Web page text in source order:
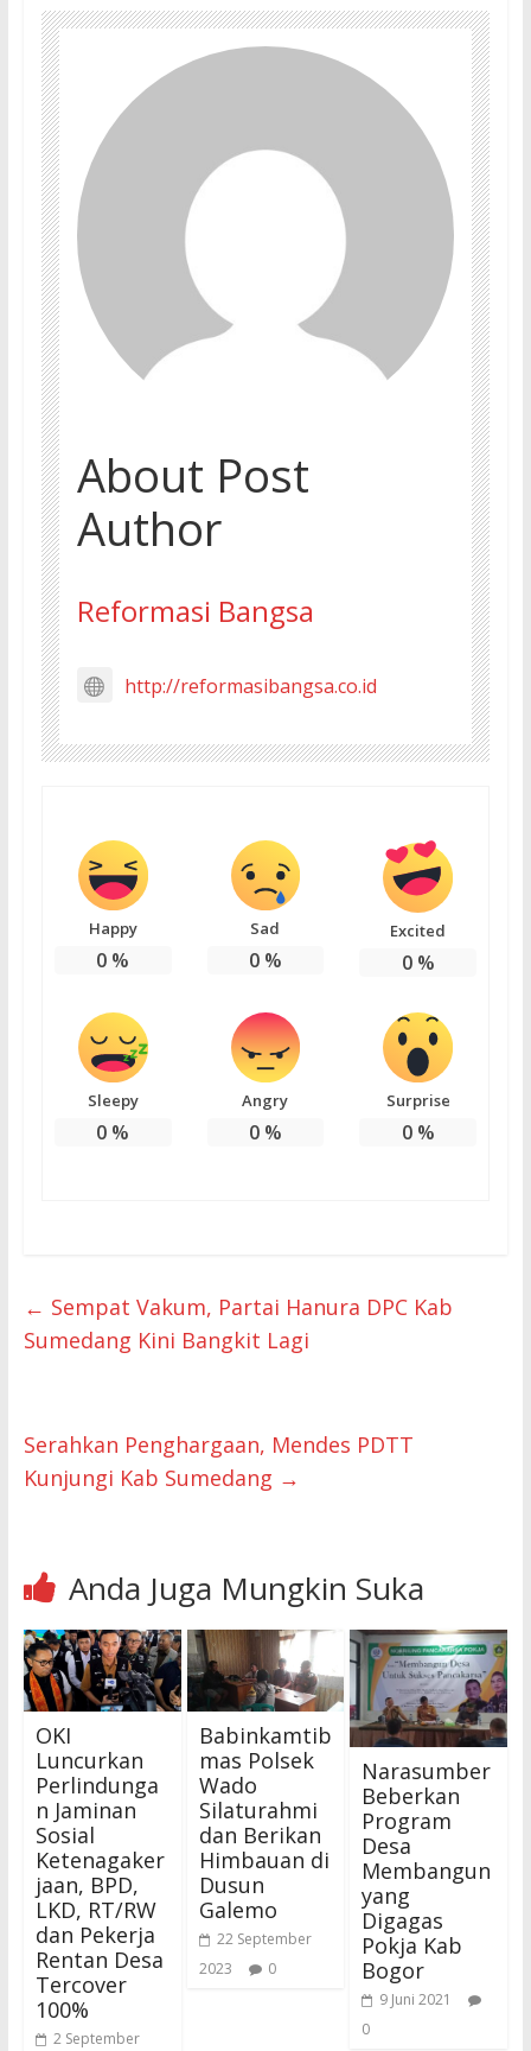
About Post
Author
Reformasi Bangsa
http://reformasibangsa.co.id
Happy
0 %
Sad
0%
Excited
0%
Sleepy
0 %
Angry
0%
Surprise
0%
← Sempat Vakum, Partai Hanura DPC Kab
Sumedang Kini Bangkit Lagi
Serahkan Penghargaan, Mendes PDTT
Kunjungi Kab Sumedang →
Anda Juga Mungkin Suka
OKI
Luncurkan
Perlindunga
n Jaminan
Sosial
Ketenagaker
jaan, BPD,
LKD, RT/RW
dan Pekerja
Rentan Desa
Tercover
100%
2 September
Babinkamtib
mas Polsek
Wado
Silaturahmi
dan Berikan
Himbauan di
Dusun
Galemo
22 September
2023
0
Narasumber
Beberkan
Program
Desa
Membangun
yang
Digagas
Pokja Kab
Bogor
9 Juni 2021
0